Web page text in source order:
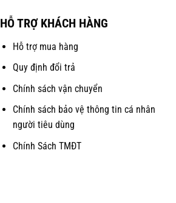
HỖ TRỢ KHÁCH HÀNG
Hỗ trợ mua hàng
Quy định đổi trả
Chính sách vận chuyển
Chính sách bảo vệ thông tin cá nhân
người tiêu dùng
Chính Sách TMĐT